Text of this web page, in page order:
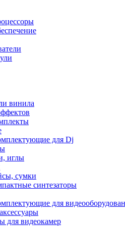
винила
для Dj
иглы
сумки
синтезаторы
для
для видеокамер